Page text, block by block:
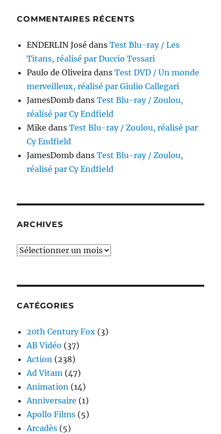
COMMENTAIRES RÉCENTS
ENDERLIN José dansTest Blu-ray / Les
Titans, réalisé par Duccio Tessari
Paulo de Oliveira dansTest DVD / Un monde
merveilleux, réalisé par Giulio Callegari
JamesDomb dansTest Blu-ray / Zoulou,
réalisé par Cy Endfield
Mike dansTest Blu-ray / Zoulou, réalisé par
Cy Endfield
JamesDomb dansTest Blu-ray / Zoulou,
réalisé par Cy Endfield
ARCHIVES
Archives
CATÉGORIES
20th Century Fox (3)
AB Vidéo (37)
Action (238)
Ad Vitam (47)
Animation (14)
Anniversaire (1)
Apollo Films (5)
Arcadès (5)